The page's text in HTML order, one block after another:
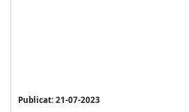
Publicat: 21-07-2023